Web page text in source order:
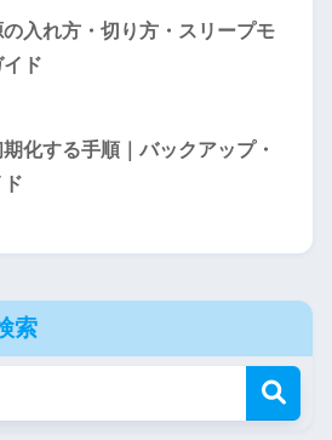
入れ方・切り方・スリープモ
ド
化する手順｜バックアップ・
索